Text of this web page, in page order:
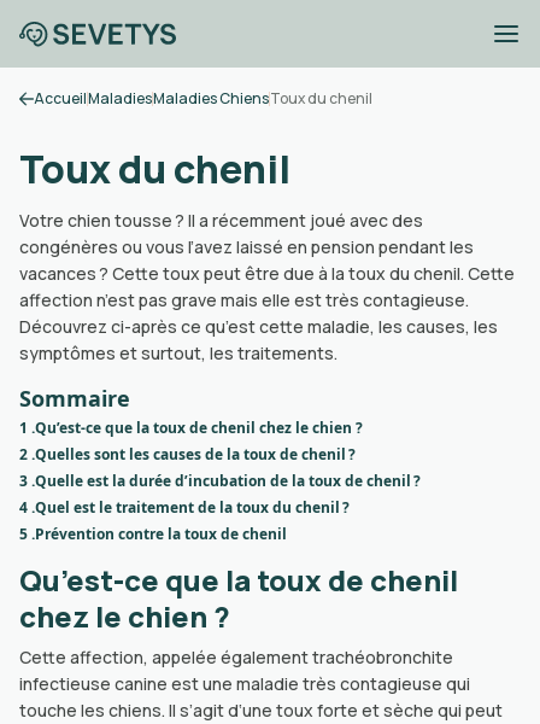
AccueilMaladiesMaladies ChiensToux du chenil
Toux du chenil
Votre chien tousse ? Il a récemment joué avec des
congénères ou vous l’avez laissé en pension pendant les
vacances ? Cette toux peut être due à la toux du chenil. Cette
affection n’est pas grave mais elle est très contagieuse.
Découvrez ci-après ce qu’est cette maladie, les causes, les
symptômes et surtout, les traitements.
Sommaire
1 .Qu’est-ce que la toux de chenil chez le chien ?
2 .Quelles sont les causes de la toux de chenil ?
3 .Quelle est la durée d’incubation de la toux de chenil ?
4 .Quel est le traitement de la toux du chenil ?
5 .Prévention contre la toux de chenil
Qu’est-ce que la toux de chenil
chez le chien ?
Cette affection, appelée également trachéobronchite
infectieuse canine est une maladie très contagieuse qui
touche les chiens. Il s’agit d‘une toux forte et sèche qui peut